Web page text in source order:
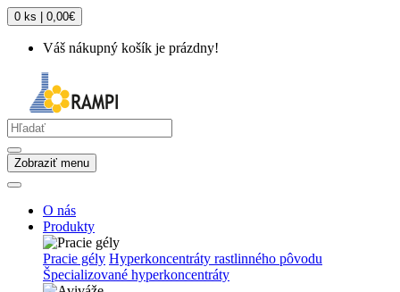
0 ks | 0,00€
Váš nákupný košík je prázdny!
Zobraziť menu
O nás
Produkty
Pracie gély Hyperkoncentráty rastlinného pôvodu
Špecializované hyperkoncentráty